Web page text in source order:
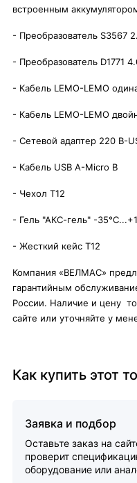
встроенным
- Преобразователь S3567
- Преобразователь D1771
- Кабель LEMO-LEMO
- Кабель LEMO-LEMO
- Сетевой адаптер 220 В-
- Кабель USB A-Micro B
- Чехол Т12
- Гель "АКС-гель" -
- Жесткий кейс Т12
Компания «ВЕЛМАС»
гарантийным
России. Наличие и цену
сайте или уточняйте у
Как купить этот
Заявка и подбор
Оставьте заказ на
проверит
оборудование или